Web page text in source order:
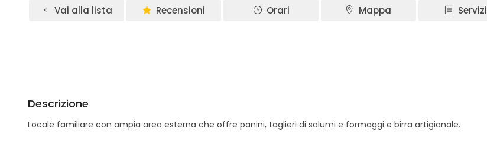
Vai alla lista Recensioni Orari Mappa Servizi
Descrizione
Locale familiare con ampia area esterna che offre panini, taglieri di salumi e formaggi e birra artigianale.